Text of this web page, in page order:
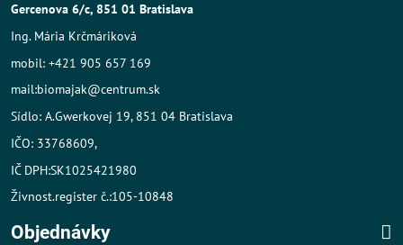
Gercenova 6/c, 851 01 Bratislava
Ing. Mária Krčmáriková
mobil: +421 905 657 169
mail:biomajak@centrum.sk
Sídlo: A.Gwerkovej 19, 851 04 Bratislava
IČO: 33768609,
IČ DPH:SK1025421980
Živnost.register č.:105-10848
Objednávky